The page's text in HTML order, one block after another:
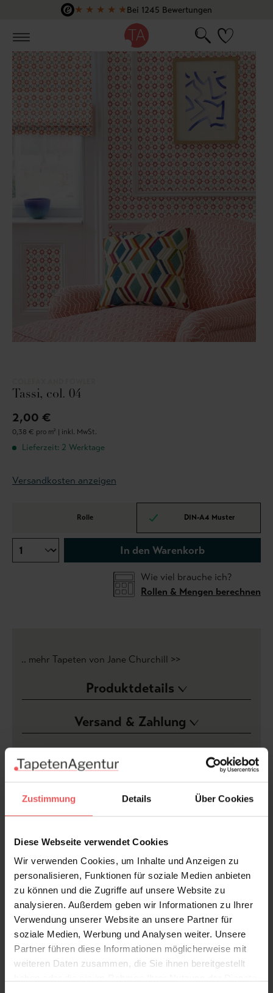
Zustimmung Details Über Cookies
Diese Webseite verwendet Cookies
Wir verwenden Cookies, um Inhalte und Anzeigen zu
personalisieren, Funktionen für soziale Medien anbieten
zu können und die Zugriffe auf unsere Website zu
analysieren. Außerdem geben wir Informationen zu Ihrer
Verwendung unserer Website an unsere Partner für
soziale Medien, Werbung und Analysen weiter. Unsere
Partner führen diese Informationen möglicherweise mit
weiteren Daten zusammen, die Sie ihnen bereitgestellt
Zum Hauptinhalt springen
★ ★ ★ ★ ★Bei 1245 Bewertungen
Tassi, col. 04
2,00 €
0,38 € pro m² | inkl. MwSt.
Lieferzeit: 2 Werktage
Versandkosten anzeigen
Rolle DIN-A4 Muster
In den Warenkorb
Wie viel brauche ich?
Rollen & Mengen berechnen
.. mehr Tapeten von Jane Churchill >>
Produktdetails
Versand & Zahlung
Bewertungen
FAQ Teilen!
Sie haben Fragen zum Produkt?
Frage stellen
+49 (0)221 932 81 82
Produktgalerie überspringen
Varianten